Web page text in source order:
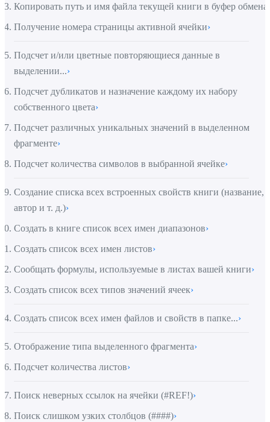
Копировать путь и имя файла текущей книги в буфер обмена
Получение номера страницы активной ячейки›
Подсчет и/или цветные повторяющиеся данные в
выделении...›
Подсчет дубликатов и назначение каждому их набору
собственного цвета›
Подсчет различных уникальных значений в выделенном
фрагменте›
Подсчет количества символов в выбранной ячейке›
Создание списка всех встроенных свойств книги (название,
автор и т. д.)›
Создать в книге список всех имен диапазонов›
Создать список всех имен листов›
Сообщать формулы, используемые в листах вашей книги›
Создать список всех типов значений ячеек›
Создать список всех имен файлов и свойств в папке...›
Отображение типа выделенного фрагмента›
Подсчет количества листов›
Поиск неверных ссылок на ячейки (#REF!)›
Поиск слишком узких столбцов (####)›